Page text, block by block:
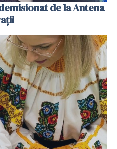
de la Antena